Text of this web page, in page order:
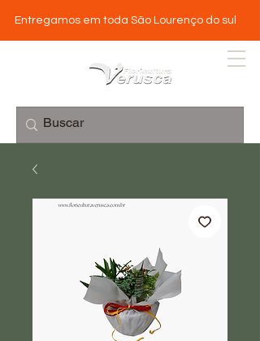
Entregamos em toda São Lourenço do sul